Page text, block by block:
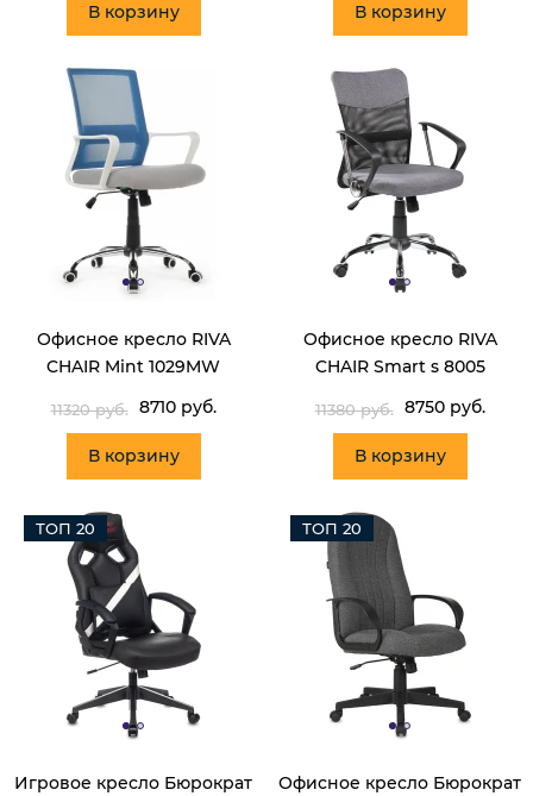
В корзину В корзину
Офисное кресло RIVA
CHAIR Mint 1029MW
11320 руб. 8710 руб.
В корзину
Офисное кресло RIVA
CHAIR Smart s 8005
11380 руб. 8750 руб.
В корзину
ТОП 20
Игровое кресло Бюрократ
ТОП 20
Офисное кресло Бюрократ